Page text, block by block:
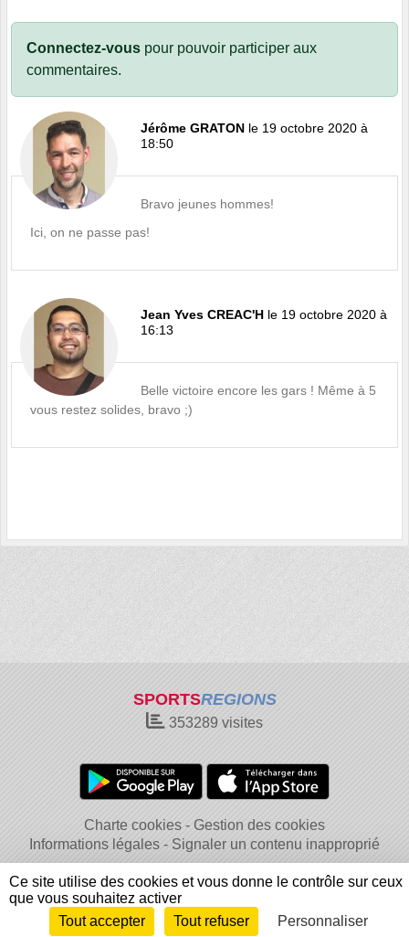
Connectez-vous pour pouvoir participer aux
commentaires.
Jérôme GRATON le 19 octobre 2020 à
18:50
Bravo jeunes hommes!
Ici, on ne passe pas!
Jean Yves CREAC'H le 19 octobre 2020 à
16:13
Belle victoire encore les gars ! Même à 5
vous restez solides, bravo ;)
SPORTSREGIONS
353289 visites
Charte cookies
Gestion des cookies
Informations légales
Signaler un contenu inapproprié
Envie de participer ? Connexion
Ce site utilise des cookies et vous donne le contrôle sur ceux
que vous souhaitez activer
Tout accepter
Tout refuser Personnaliser